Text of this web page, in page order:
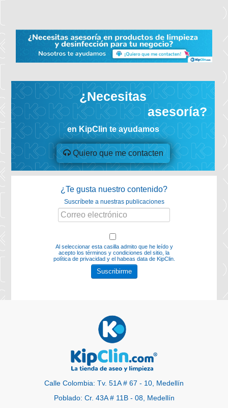
¿Necesitas
asesoría?
en KipClin te ayudamos
Quiero que me contacten
¿Te gusta nuestro contenido?
Suscríbete a nuestras publicaciones
Al seleccionar esta casilla admito que he leído y
acepto los términos y condiciones del sitio, la
política de privacidad y el habeas data de KipClin.
Suscribirme
Calle Colombia: Tv. 51A # 67 - 10, Medellín
Poblado: Cr. 43A # 11B - 08, Medellín